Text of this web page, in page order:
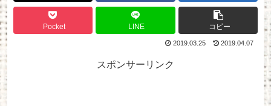
Pocket LINE コピー
2019.03.25 2019.04.07
スポンサーリンク